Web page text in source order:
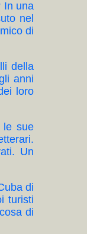
In una
nel
di
della
anni
loro
le sue
Un
di
turisti
di